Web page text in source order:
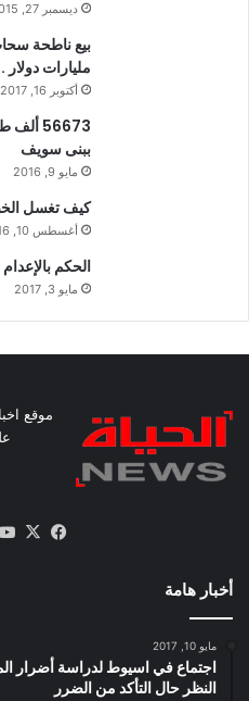
ديسمبر 27, 2015
مليارات
أكتوبر 16, 2017
56673
ببنى سويف
مايو 9, 2016
كيف تغسل
أغسطس 10, 2016
الحكم
مايو 3, 2017
موقع
فيسبوك
X
أخبار هامة
مايو 10, 2017
اجتماع في اسيوط لدراسة أضرار
النظر حال التأكد من الضرر